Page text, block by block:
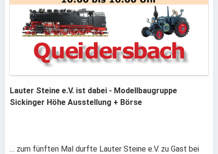
Lauter Steine e.V. ist dabei - Modellbaugruppe
Sickinger Höhe Ausstellung + Börse
… zum fünften Mal durfte Lauter Steine e.V. zu Gast bei